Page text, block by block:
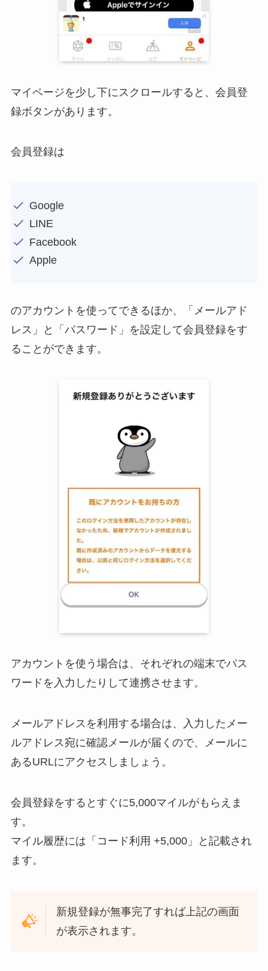
マイページを少し下にスクロールすると、会員登
録ボタンがあります。
会員登録は
Google
LINE
Facebook
Apple
のアカウントを使ってできるほか、「メールアド
レス」と「パスワード」を設定して会員登録をす
ることができます。
アカウントを使う場合は、それぞれの端末でパス
ワードを入力したりして連携させます。
メールアドレスを利用する場合は、入力したメー
ルアドレス宛に確認メールが届くので、メールに
あるURLにアクセスしましょう。
会員登録をするとすぐに5,000マイルがもらえま
す。
マイル履歴には「コード利用 +5,000」と記載され
ます。
新規登録が無事完了すれば上記の画面
が表示されます。